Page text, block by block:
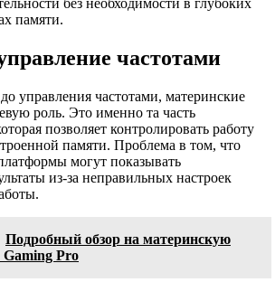
без необходимости в глубоких
памяти.
частотами
управления частотами, материнские
роль. Это именно та часть
позволяет контролировать работу
памяти. Проблема в том, что
могут показывать
из-за неправильных настроек
Подробный обзор на материнскую
Pro